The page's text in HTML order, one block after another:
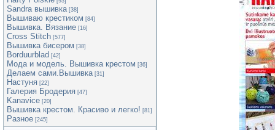
Sandra вышивка [38]
Вышиваю крестиком [84]
Вышивка. Вязание [16]
Cross Stitch [577]
Вышивка бисером [38]
Borduurblad [42]
Мода и модель. Вышивка крестом [36]
Делаем сами.Вышивка [31]
Настуня [22]
Галерия Бродерия [47]
Kanavice [20]
Вышивка крестом. Красиво и легко! [81]
Разное [245]